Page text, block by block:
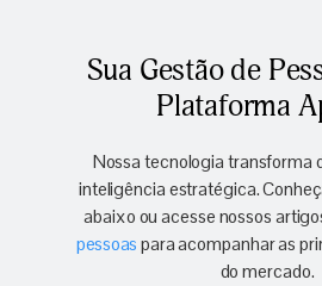
Sua Gestão de
Plataforma
Nossa tecnologia transforma
inteligência estratégica.
abaixo ou acesse nossos
pessoas para acompanhar as
do mercado.